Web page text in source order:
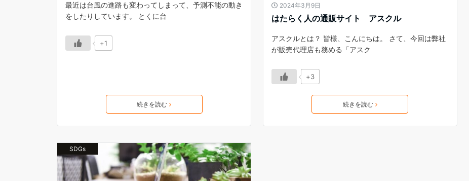
最近は台風の進路も変わってしまって、予測不能の動き
をしたりしています。 とくに台
+1
続きを読む
2024年3月9日
はたらく人の通販サイト アスクル
アスクルとは？ 皆様、こんにちは。 さて、今回は弊社
が販売代理店も務める「アスク
+3
続きを読む
SDGs